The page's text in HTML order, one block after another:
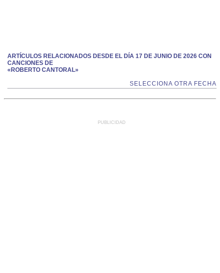
ARTÍCULOS RELACIONADOS DESDE EL DÍA 17 DE JUNIO DE 2026 CON
CANCIONES DE
«ROBERTO CANTORAL»
SELECCIONA OTRA FECHA
PUBLICIDAD